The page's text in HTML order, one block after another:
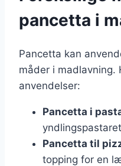
pancetta i
Pancetta kan
måder i madlavning.
anvendelser:
Pancetta i
Pancetta til
topping for en